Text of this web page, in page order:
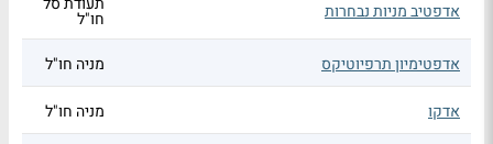
אדפטיב מניות נבחרות
חו"ל
אדפטימיון תרפיוטיקס
מניה חו"ל
אדקו מניה חו"ל